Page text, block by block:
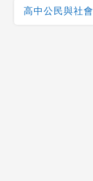
高中公民與社會